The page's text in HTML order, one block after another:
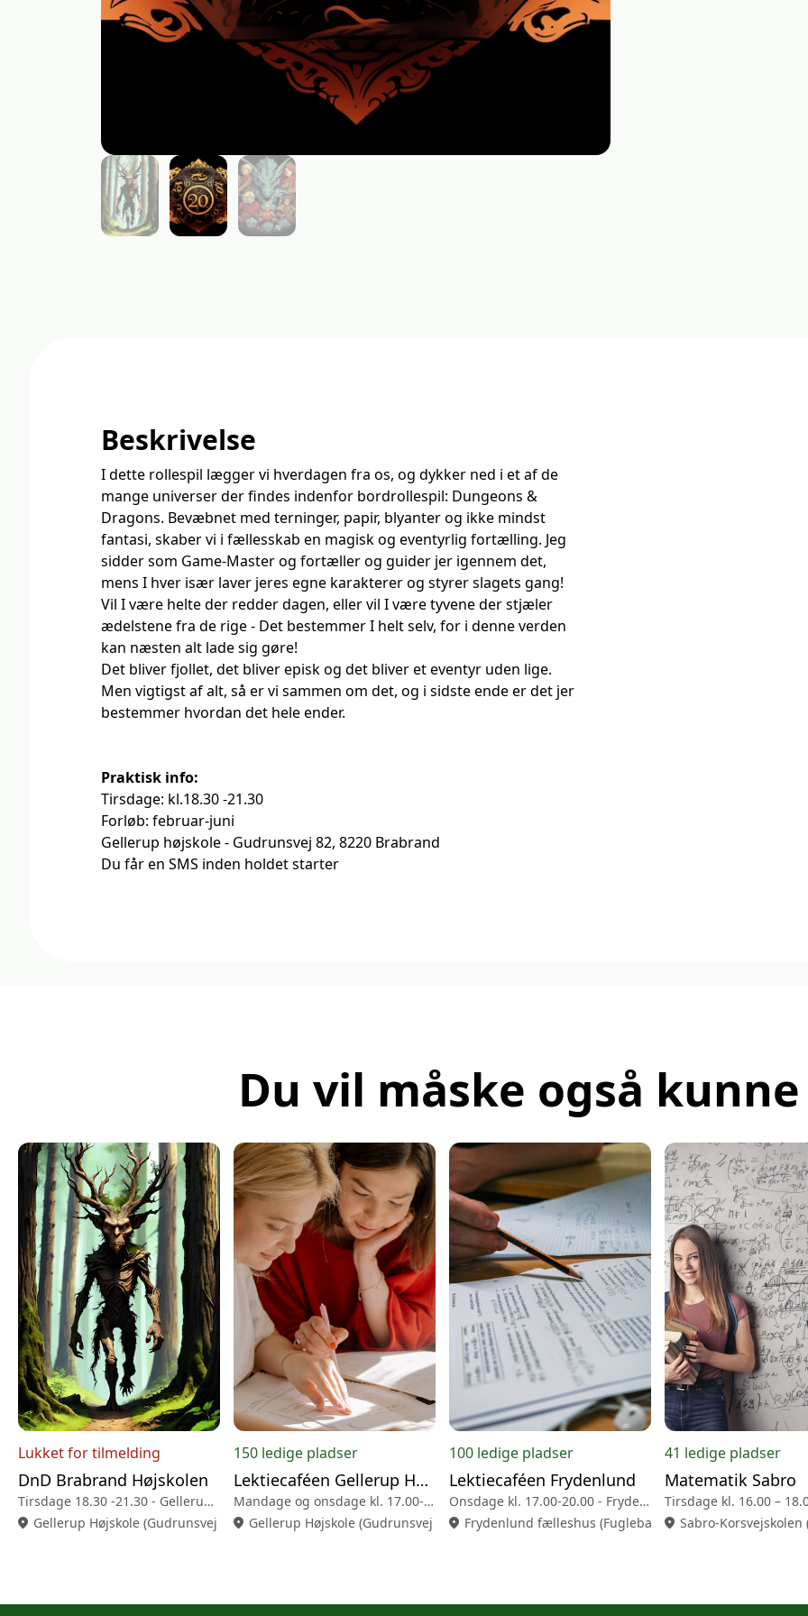
Beskrivelse
I dette rollespil lægger vi hverdagen fra os, og dykker ned i et af de
mange universer der findes indenfor bordrollespil: Dungeons &
Dragons. Bevæbnet med terninger, papir, blyanter og ikke mindst
fantasi, skaber vi i fællesskab en magisk og eventyrlig fortælling. Jeg
sidder som Game-Master og fortæller og guider jer igennem det,
mens I hver især laver jeres egne karakterer og styrer slagets gang!
Vil I være helte der redder dagen, eller vil I være tyvene der stjæler
ædelstene fra de rige - Det bestemmer I helt selv, for i denne verden
kan næsten alt lade sig gøre!
Det bliver fjollet, det bliver episk og det bliver et eventyr uden lige.
Men vigtigst af alt, så er vi sammen om det, og i sidste ende er det jer
bestemmer hvordan det hele ender.
Praktisk info:
Tirsdage: kl.18.30 -21.30
Forløb: februar-juni
Gellerup højskole - Gudrunsvej 82, 8220 Brabrand
Du får en SMS inden holdet starter
Du vil måske også
Lukket for tilmelding
DnD Brabrand Højskolen
Tirsdage 18.30 -21.30 - Gellerup Højskole
location_on Gellerup Højskole (Gudrunsvej 82, 8220 Brabrand)
150 ledige pladser
Lektiecaféen Gellerup Højskole
Mandage og onsdage kl. 17.00-19.00 - Gellerup Højskole
location_on Gellerup Højskole (Gudrunsvej 82, 8220 Brabrand)
100 ledige pladser
Lektiecaféen Frydenlund
Onsdage kl. 17.00-20.00 - Frydenlund fælleshus
location_on Frydenlund fælleshus (Fuglebakkevej 80, st. tv, 8210
41 ledige pladser
Matematik Sabro
location_on Sabro-Korsvejskolen